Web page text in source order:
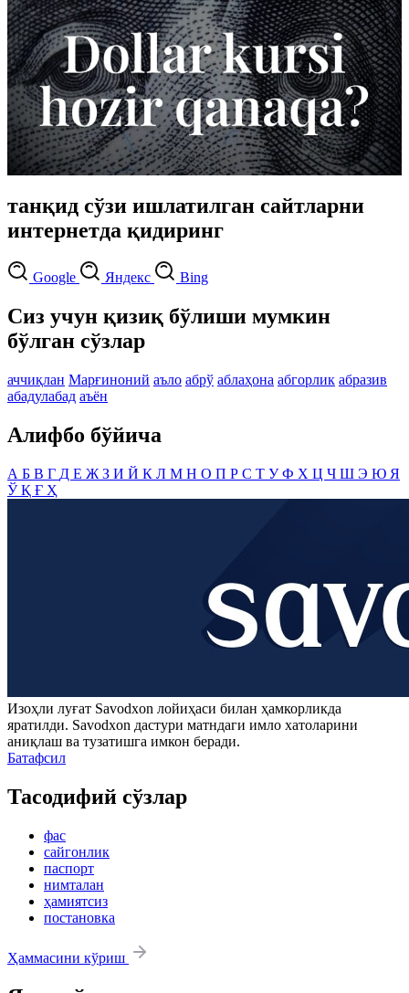
танқид сўзи ишлатилган сайтларни
интернетда қидиринг
Google Яндекс Bing
Сиз учун қизиқ бўлиши мумкин
бўлган сўзлар
аччиқлан Марғиноний аъло абрў аблаҳона абгорлик абразив
абадулабад аъён
Алифбо бўйича
А Б В Г Д Е Ж З И Й К Л М Н О П Р С Т УФ Х Ц Ч Ш Э Ю Я
ЎҚ Ғ Ҳ
Изоҳли луғат Savodxon лойиҳаси билан ҳамкорликда
яратилди. Savodxon дастури матндаги имло хатоларини
аниқлаш ва тузатишга имкон беради.
Батафсил
Тасодифий сўзлар
фас
сайгонлик
паспорт
нимталан
ҳамиятсиз
постановка
Ҳаммасини кўриш